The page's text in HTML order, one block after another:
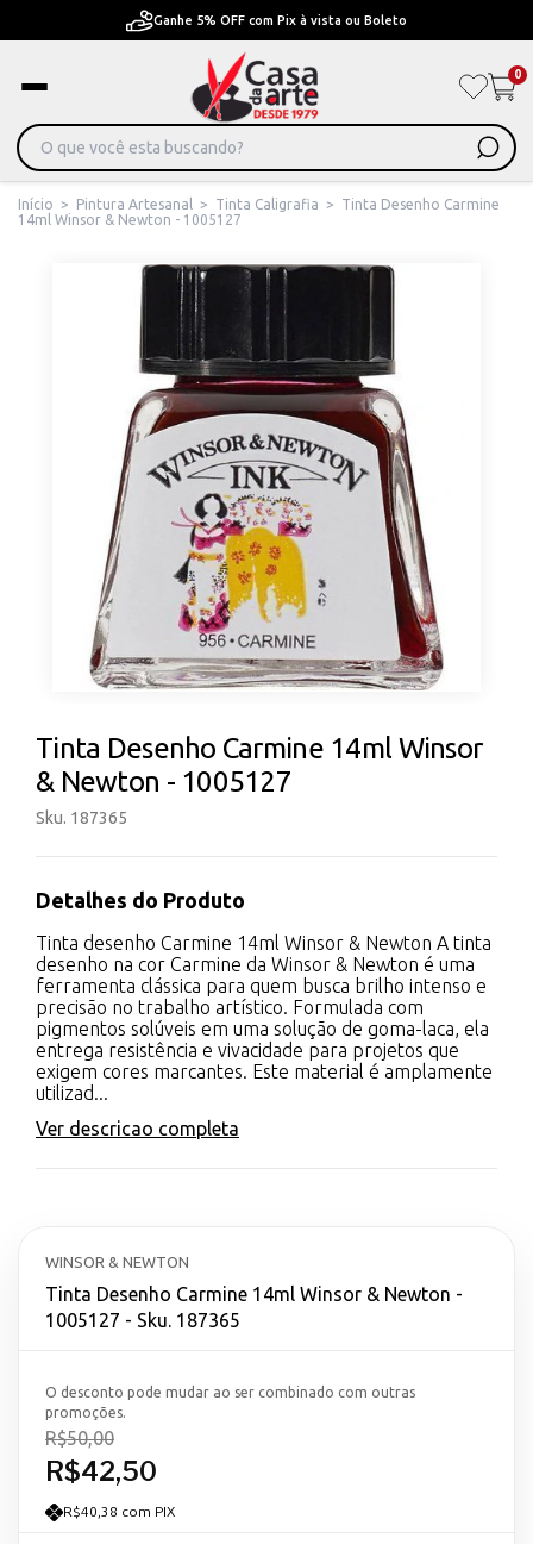
Pague em Até 6x sem juros
0
Início > Pintura Artesanal > Tinta Caligrafia >
Tinta Desenho Carmine
14ml Winsor & Newton - 1005127
Tinta Desenho Carmine 14ml Winsor
& Newton - 1005127
Sku. 187365
Detalhes do Produto
Tinta desenho Carmine 14ml Winsor & Newton A tinta
desenho na cor Carmine da Winsor & Newton é uma
ferramenta clássica para quem busca brilho intenso e
precisão no trabalho artístico. Formulada com
pigmentos solúveis em uma solução de goma-laca, ela
entrega resistência e vivacidade para projetos que
exigem cores marcantes. Este material é amplamente
utilizad...
Ver descricao completa
WINSOR & NEWTON
Tinta Desenho Carmine 14ml Winsor & Newton -
1005127 - Sku. 187365
R$42,50
R$50,00
O desconto pode mudar ao ser combinado com outras
promoções.
R$40,38 com PIX